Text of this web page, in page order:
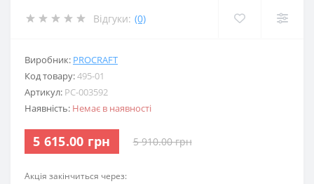
Відгуки: (0)
Виробник: PROCRAFT
Код товару:495-01
Артикул: PC-003592
Наявність: Немає в наявності
5 615.00 грн 5 910.00 грн
Акція закінчиться через: